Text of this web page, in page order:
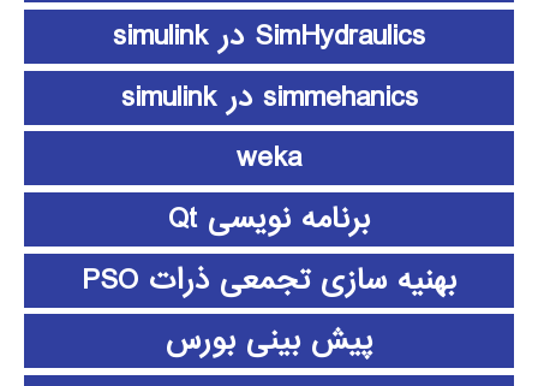
SimHydraulics در simulink
simmehanics در simulink
weka
برنامه نویسی Qt
بهنیه سازی تجمعی ذرات PSO
پیش بینی بورس